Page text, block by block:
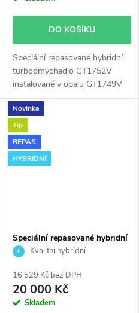
DO KOŠÍKU
Speciální repasované hybridní
turbodmychadlo GT1752V
instalované v obalu GT1749V
(pro motory TDi 66-85KW).
Vhodné zejména k
výkonnostním úpravám jako
např. chiptuning. Pro vůz Seat
Alhambra 1.9TDi 85kW AUY.
Novinka
Tip
REPAS
HYBRIDNÍ
Speciální repasované hybridní
turbodmychadlo GTB2056VK
Kvalitní hybridní
16 529 Kč bez DPH
20 000 Kč
Skladem